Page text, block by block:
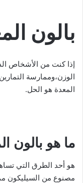
بالون
إذا كنت من الأشخاص
الوزن،وممارسة
المعدة هو الحل.
ما هو بالون
هو أحد الطرق التي
مصنوع من السيليكون